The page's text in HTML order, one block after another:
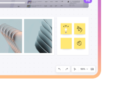
AI生成PEST分析
AI生成5Why分析